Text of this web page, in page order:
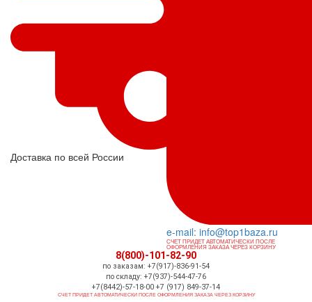
Доставка по всей России
e-mail: info@top1baza.ru
СЧЕТ ПРИДЕТ АВТОМАТИЧЕСКИ ПОСЛЕ
ОФОРМЛЕНИЯ ЗАКАЗА ЧЕРЕЗ КОРЗИНУ
8(800)-101-82-90
по заказам: +7(917)-836-91-54
по складу: +7(937)-544-47-76
+7(8442)-57-18-00 +7 (917) 849-37-14
СЧЕТ ПРИДЕТ АВТОМАТИЧЕСКИ ПОСЛЕ ОФОРМЛЕНИЯ ЗАКАЗА ЧЕРЕЗ КОРЗИНУ